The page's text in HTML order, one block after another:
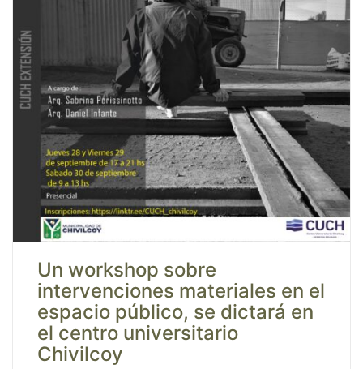
Un workshop sobre
intervenciones materiales en el
espacio público, se dictará en
el centro universitario
Chivilcoy